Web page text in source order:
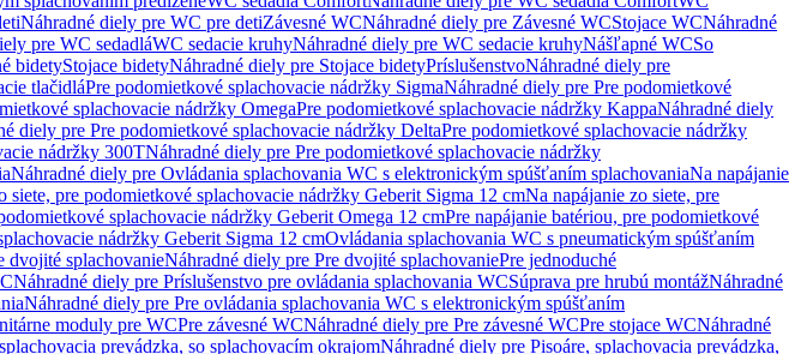
Náhradné diely pre WC pre detiZávesné WCNáhradné diely pre Závesné WCStojace WCNáhradné
pre WC sedadláWC sedacie kruhyNáhradné diely pre WC sedacie kruhyNášľapné WCSo
bidetyStojace bidetyNáhradné diely pre Stojace bidetyPríslušenstvoNáhradné diely pre
tlačidláPre podomietkové splachovacie nádržky SigmaNáhradné diely pre Pre podomietkové
splachovacie nádržky OmegaPre podomietkové splachovacie nádržky KappaNáhradné diely
diely pre Pre podomietkové splachovacie nádržky DeltaPre podomietkové splachovacie nádržky
nádržky 300TNáhradné diely pre Pre podomietkové splachovacie nádržky
Náhradné diely pre Ovládania splachovania WC s elektronickým spúšťaním splachovaniaNa napájanie
siete, pre podomietkové splachovacie nádržky Geberit Sigma 12 cmNa napájanie zo siete, pre
splachovacie nádržky Geberit Omega 12 cmPre napájanie batériou, pre podomietkové
nádržky Geberit Sigma 12 cmOvládania splachovania WC s pneumatickým spúšťaním
dvojité splachovanieNáhradné diely pre Pre dvojité splachovaniePre jednoduché
Náhradné diely pre Príslušenstvo pre ovládania splachovania WCSúprava pre hrubú montážNáhradné
Náhradné diely pre Pre ovládania splachovania WC s elektronickým spúšťaním
moduly pre WCPre závesné WCNáhradné diely pre Pre závesné WCPre stojace WCNáhradné
prevádzka, so splachovacím okrajomNáhradné diely pre Pisoáre, splachovacia prevádzka,